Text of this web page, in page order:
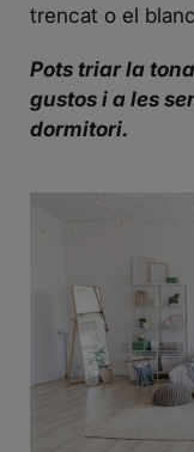
trencat o el
Pots triar la
gustos i a les
dormitori.